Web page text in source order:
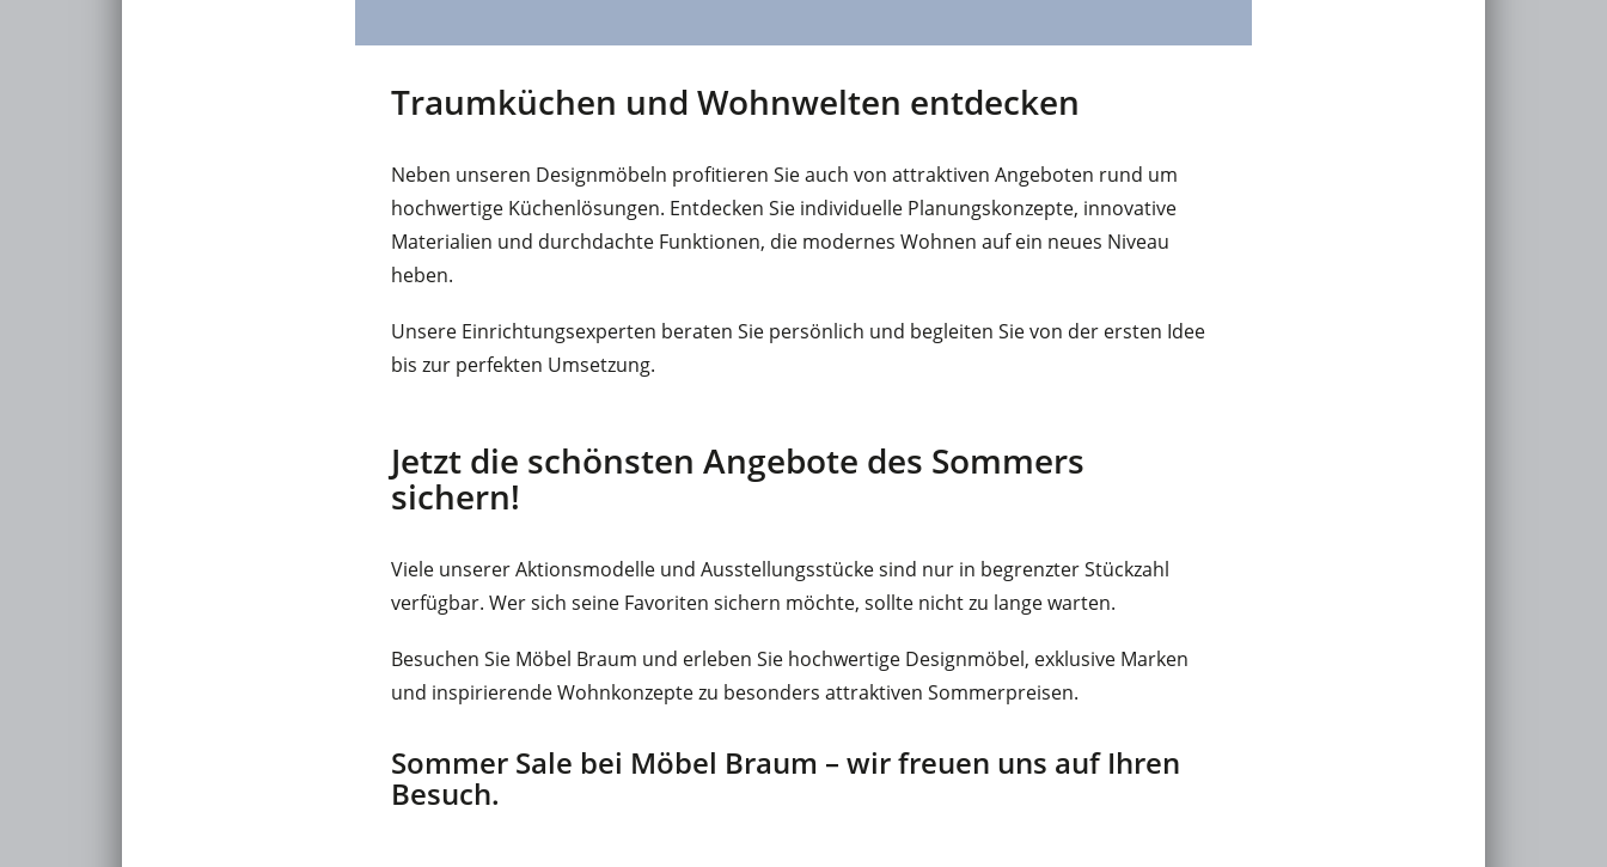
Traumküchen und Wohnwelten entdecken
Neben unseren Designmöbeln profitieren Sie auch von attraktiven Angeboten rund um
hochwertige Küchenlösungen. Entdecken Sie individuelle Planungskonzepte, innovative
Materialien und durchdachte Funktionen, die modernes Wohnen auf ein neues Niveau
heben.
Unsere Einrichtungsexperten beraten Sie persönlich und begleiten Sie von der ersten Idee
bis zur perfekten Umsetzung.
Jetzt die schönsten Angebote des Sommers
sichern!
Viele unserer Aktionsmodelle und Ausstellungsstücke sind nur in begrenzter Stückzahl
verfügbar. Wer sich seine Favoriten sichern möchte, sollte nicht zu lange warten.
Besuchen Sie Möbel Braum und erleben Sie hochwertige Designmöbel, exklusive Marken
und inspirierende Wohnkonzepte zu besonders attraktiven Sommerpreisen.
Sommer Sale bei Möbel Braum – wir freuen uns auf Ihren
Besuch.